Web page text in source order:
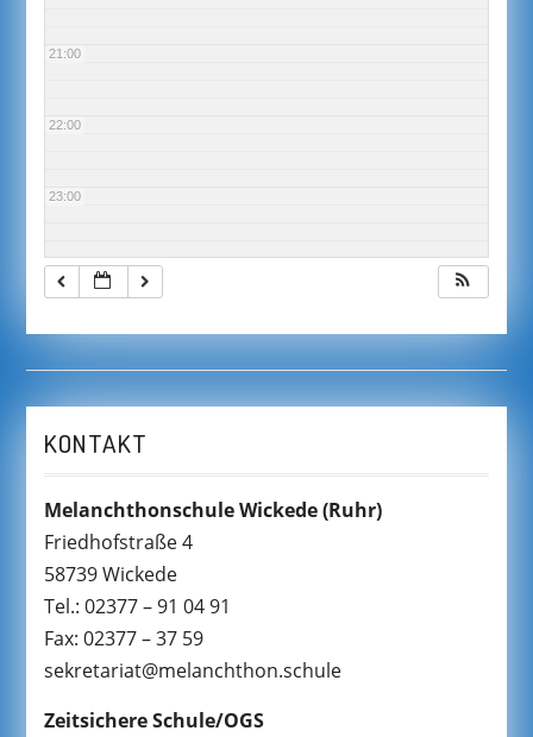
21:00
22:00
23:00
KONTAKT
Melanchthonschule Wickede(Ruhr)
Friedhofstraße 4
58739 Wickede
Tel.: 02377 – 91 04 91
Fax: 02377 – 37 59
sekretariat@melanchthon.schule
Zeitsichere Schule/OGS